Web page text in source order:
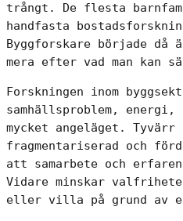
trångt. De flesta
handfasta
Byggforskare började då
mera efter vad man kan
Forskningen inom
samhällsproblem,
mycket angeläget.
fragmentariserad och
att samarbete och
Vidare minskar
eller villa på grund av